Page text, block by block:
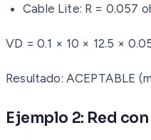
Cable Lite: R = 0.057
VD = 0.1 × 10 × 12.5 ×
Resultado: ACEPTABLE
Ejemplo 2: Red